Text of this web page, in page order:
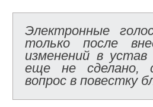
Электронные
только после
изменений в
еще не сделано,
вопрос в повестку